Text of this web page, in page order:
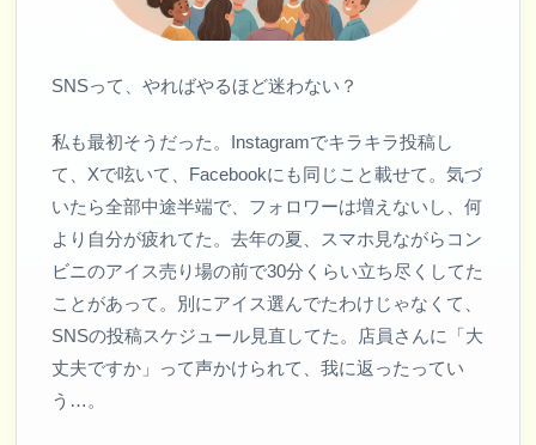
SNSって、やればやるほど迷わない？
私も最初そうだった。Instagramでキラキラ投稿し
て、Xで呟いて、Facebookにも同じこと載せて。気づ
いたら全部中途半端で、フォロワーは増えないし、何
より自分が疲れてた。去年の夏、スマホ見ながらコン
ビニのアイス売り場の前で30分くらい立ち尽くしてた
ことがあって。別にアイス選んでたわけじゃなくて、
SNSの投稿スケジュール見直してた。店員さんに「大
丈夫ですか」って声かけられて、我に返ったってい
う…。